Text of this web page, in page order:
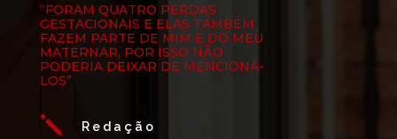
“FORAM QUATRO PERDAS
GESTACIONAIS E ELAS TAMBÉM
FAZEM PARTE DE MIM E DO MEU
MATERNAR, POR ISSO NÃO
PODERIA DEIXAR DE MENCIONÁ-
LOS”
j Redação